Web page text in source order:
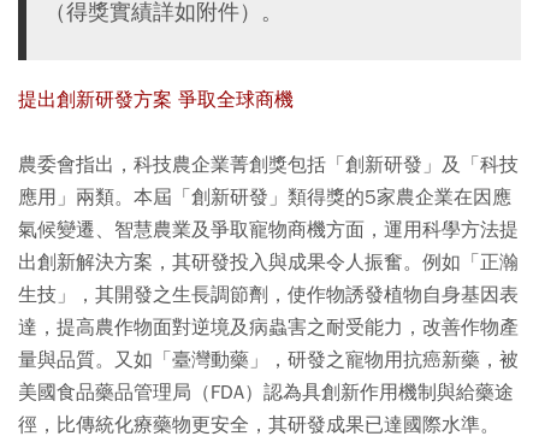
（得獎實績詳如附件）。
提出創新研發方案 爭取全球商機
農委會指出，科技農企業菁創獎包括「創新研發」及「科技
應用」兩類。本屆「創新研發」類得獎的5家農企業在因應
氣候變遷、智慧農業及爭取寵物商機方面，運用科學方法提
出創新解決方案，其研發投入與成果令人振奮。例如「正瀚
生技」，其開發之生長調節劑，使作物誘發植物自身基因表
達，提高農作物面對逆境及病蟲害之耐受能力，改善作物產
量與品質。又如「臺灣動藥」，研發之寵物用抗癌新藥，被
美國食品藥品管理局（FDA）認為具創新作用機制與給藥途
徑，比傳統化療藥物更安全，其研發成果已達國際水準。